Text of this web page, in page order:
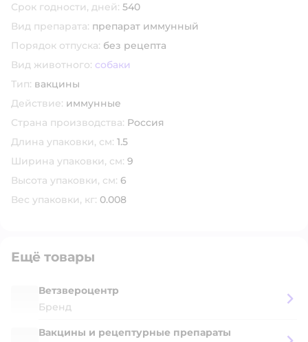
Срок годности, дней: 540
Вид препарата: препарат иммунный
Порядок отпуска: без рецепта
Вид животного: собаки
Тип: вакцины
Действие: иммунные
Страна производства: Россия
Длина упаковки, см: 1.5
Ширина упаковки, см: 9
Высота упаковки, см: 6
Вес упаковки, кг: 0.008
Ещё товары
Ветзвероцентр
Бренд
Вакцины и рецептурные препараты